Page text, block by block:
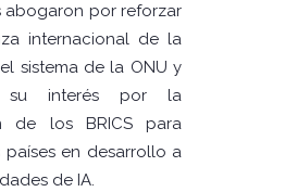
abogaron por reforzar
internacional de la
sistema de la ONU y
su interés por la
de los BRICS para
en desarrollo a
de IA.